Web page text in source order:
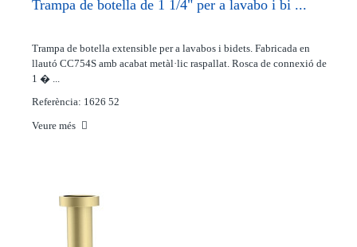
Trampa de botella de 1 1/4" per a lavabo i bi ...
Trampa de botella extensible per a lavabos i bidets. Fabricada en
llautó CC754S amb acabat metàl·lic raspallat. Rosca de connexió de
1 � ...
Referència: 1626 52
Veure més